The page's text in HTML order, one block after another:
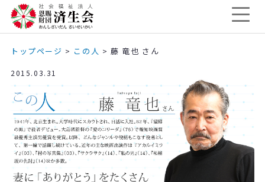
トップページ > この人 > 藤 竜也 さん
2015.03.31